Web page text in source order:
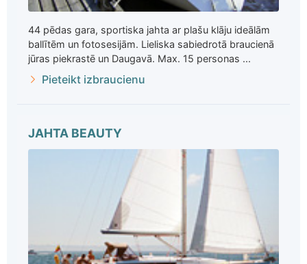
44 pēdas gara, sportiska jahta ar plašu klāju ideālām
ballītēm un fotosesijām. Lieliska sabiedrotā braucienā
jūras piekrastē un Daugavā. Max. 15 personas ...
Pieteikt izbraucienu
JAHTA BEAUTY